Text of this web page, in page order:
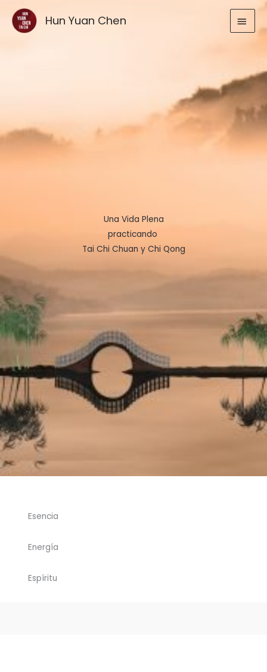
contenido
Hun Yuan Chen
Una Vida Plena
practicando
Tai Chi Chuan y Chi Qong
Esencia
Energía
Espíritu